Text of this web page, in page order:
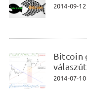
2014-09-12
Bitcoin
2014-07-10